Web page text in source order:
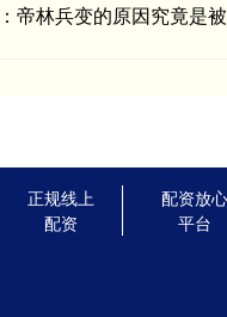
帝林兵变的原因究竟是
正规线上
配资
配资放心
平台